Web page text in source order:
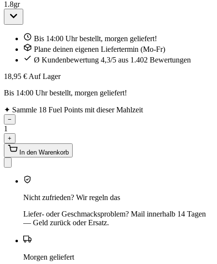
1.8gr
Bis 14:00 Uhr bestellt, morgen geliefert!
Plane deinen eigenen Liefertermin (Mo-Fr)
Ø Kundenbewertung 4,3/5 aus 1.402 Bewertungen
18,95 € Auf Lager
Bis 14:00 Uhr bestellt, morgen geliefert!
✦ Sammle 18 Fuel Points mit dieser Mahlzeit
−
1
+
In den Warenkorb
Nicht zufrieden? Wir regeln das
Liefer- oder Geschmacksproblem? Mail innerhalb 14 Tagen
— Geld zurück oder Ersatz.
Morgen geliefert